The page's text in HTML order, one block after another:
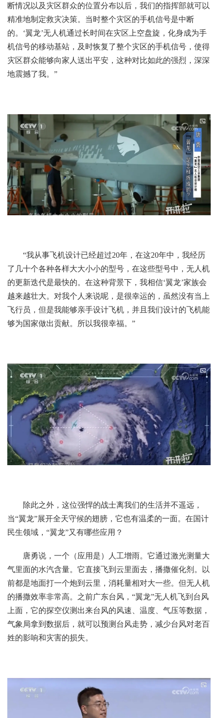
断情况以及灾区群众的位置分布以后，我们的指挥部就可以
精准地制定救灾决策。当时整个灾区的手机信号是中断
的。‘翼龙’无人机通过长时间在灾区上空盘旋，化身成为手
机信号的移动基站，及时恢复了整个灾区的手机信号，使得
灾区群众能够向家人送出平安，这种对比如此的强烈，深深
地震撼了我。”
“我从事飞机设计已经超过20年，在这20年中，我经历
了几十个各种各样大大小小的型号，在这些型号中，无人机
的更新迭代是最快的。在这种背景下，我相信‘翼龙’家族会
越来越壮大。对我个人来说呢，是很幸运的，虽然没有当上
飞行员，但是我能够亲手设计飞机，并且我们设计的飞机能
够为国家做出贡献。所以我很幸福。”
除此之外，这位强悍的战士离我们的生活并不遥远，
当“翼龙”展开全天守候的翅膀，它也有温柔的一面。在国计
民生领域，“翼龙”又有哪些应用？
唐勇说，一个（应用是）人工增雨。它通过激光测量大
气里面的水汽含量。它直接飞到云里面去，播撒催化剂。以
前都是地面打一个炮到云里，消耗量相对大一些。但无人机
的播撒效率非常高。之前广东台风，“翼龙”无人机飞到台风
上面，它的探空仪测出来台风的风速、温度、气压等数据，
气象局拿到数据后，就可以预测台风走势，减少台风对老百
姓的影响和灾害的损失。